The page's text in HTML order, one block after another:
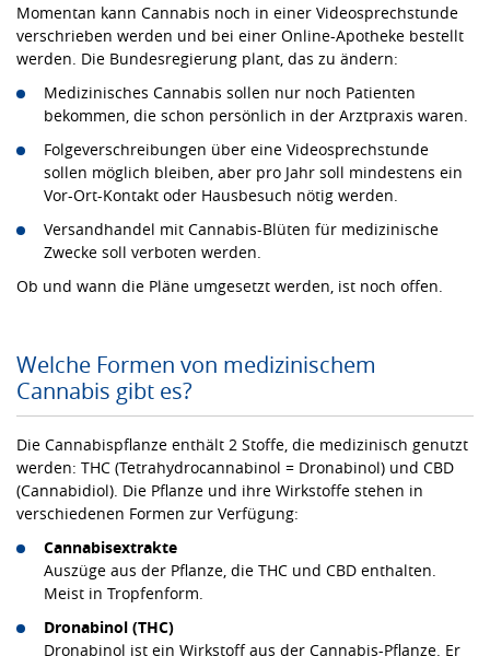
Momentan kann Cannabis noch in einer Videosprechstunde
verschrieben werden und bei einer Online-Apotheke bestellt
werden. Die Bundesregierung plant, das zu ändern:
Medizinisches Cannabis sollen nur noch Patienten
bekommen, die schon persönlich in der Arztpraxis waren.
Folgeverschreibungen über eine Videosprechstunde
sollen möglich bleiben, aber pro Jahr soll mindestens ein
Vor-Ort-Kontakt oder Hausbesuch nötig werden.
Versandhandel mit Cannabis-Blüten für medizinische
Zwecke soll verboten werden.
Ob und wann die Pläne umgesetzt werden, ist noch offen.
Welche Formen von medizinischem
Cannabis gibt es?
Die Cannabispflanze enthält 2 Stoffe, die medizinisch genutzt
werden: THC (Tetrahydrocannabinol = Dronabinol) und CBD
(Cannabidiol). Die Pflanze und ihre Wirkstoffe stehen in
verschiedenen Formen zur Verfügung:
Cannabisextrakte
Auszüge aus der Pflanze, die THC und CBD enthalten.
Meist in Tropfenform.
Dronabinol (THC)
Dronabinol ist ein Wirkstoff aus der Cannabis-Pflanze. Er